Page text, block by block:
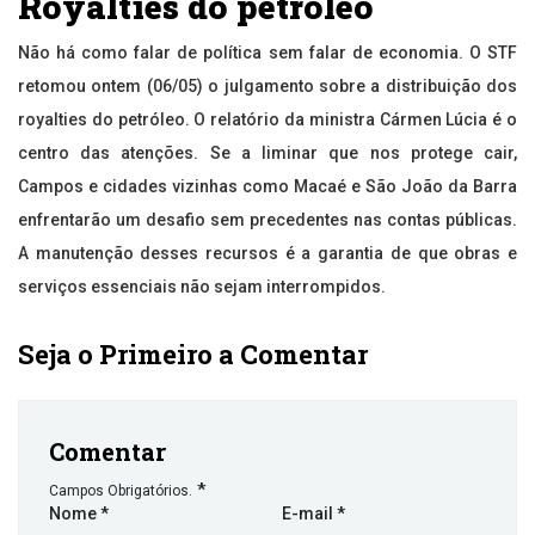
Não há como falar de política sem falar de economia. O STF
retomou ontem (06/05) o julgamento sobre a distribuição dos
royalties do petróleo. O relatório da ministra Cármen Lúcia é o
centro das atenções. Se a liminar que nos protege cair,
Campos e cidades vizinhas como Macaé e São João da Barra
enfrentarão um desafio sem precedentes nas contas públicas.
A manutenção desses recursos é a garantia de que obras e
serviços essenciais não sejam interrompidos.
Seja o Primeiro a Comentar
Comentar
Campos Obrigatórios. *
Nome* E-mail *